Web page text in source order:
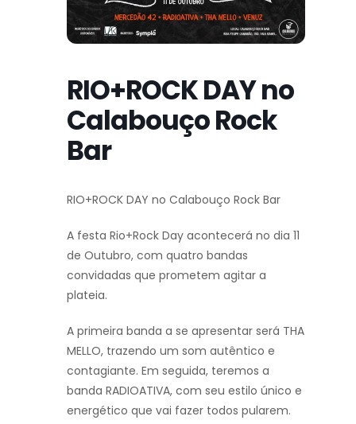
RIO+ROCK DAY no
Calabouço Rock
Bar
RIO+ROCK DAY no Calabouço Rock Bar
A festa Rio+Rock Day acontecerá no dia 11
de Outubro, com quatro bandas
convidadas que prometem agitar a
plateia.
A primeira banda a se apresentar será THA
MELLO, trazendo um som autêntico e
contagiante. Em seguida, teremos a
banda RADIOATIVA, com seu estilo único e
energético que vai fazer todos pularem.